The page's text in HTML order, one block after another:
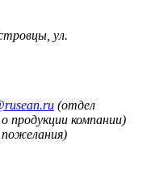
ул.
(отдел
продукции компании)